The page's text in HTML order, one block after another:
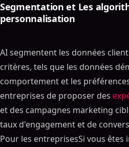
Segmentation et Les
personnalisation
AI segmentent les données
critères, tels que les données
comportement et les
entreprises de proposer des
et des campagnes marketing
taux d'engagement et de
Pour les entreprisesSi vous êtes